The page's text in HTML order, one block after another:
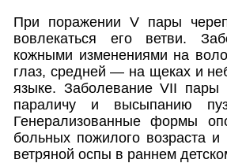
При поражении V пары
вовлекаться его ветви.
кожными изменениями на
глаз, средней — на щеках и
языке. Заболевание VII пары
параличу и высыпанию
Генерализованные формы
больных пожилого возраста
ветряной оспы в раннем